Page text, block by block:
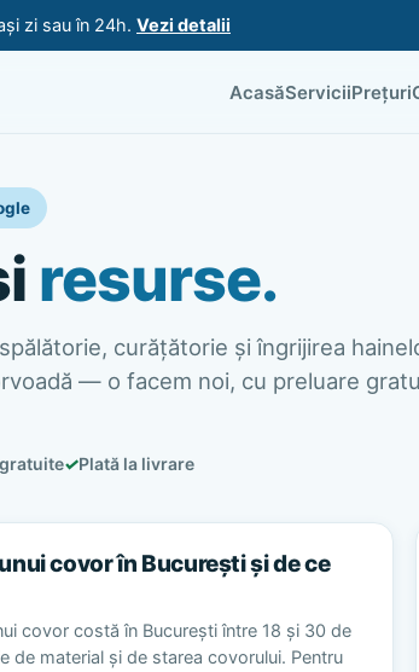
zi sau în 24h. Vezi detalii
AcasăServiciiPrețuri
resurse.
curățătorie și îngrijirea
— o facem noi, cu preluare
✓Plată la livrare
covor în București și de ce
covor costă în București între 18 și 30 de
de material și de starea covorului. Pentru